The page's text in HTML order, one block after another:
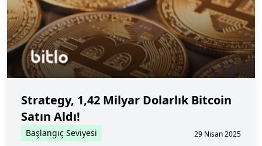
Strategy, 1,42 Milyar Dolarlık Bitcoin
Satın Aldı!
Başlangıç Seviyesi 29 Nisan 2025